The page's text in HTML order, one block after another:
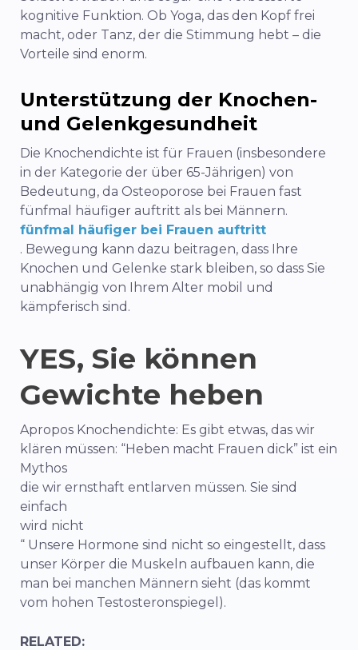
kognitive Funktion. Ob Yoga, das den Kopf frei
macht, oder Tanz, der die Stimmung hebt – die
Vorteile sind enorm.
Unterstützung der Knochen-
und Gelenkgesundheit
Die Knochendichte ist für Frauen (insbesondere
in der Kategorie der über 65-Jährigen) von
Bedeutung, da Osteoporose bei Frauen fast
fünfmal häufiger auftritt als bei Männern.
fünfmal häufiger bei Frauen auftritt
. Bewegung kann dazu beitragen, dass Ihre
Knochen und Gelenke stark bleiben, so dass Sie
unabhängig von Ihrem Alter mobil und
kämpferisch sind.
YES, Sie können
Gewichte heben
Apropos Knochendichte: Es gibt etwas, das wir
klären müssen: “Heben macht Frauen dick” ist ein
Mythos
die wir ernsthaft entlarven müssen. Sie sind
einfach
wird nicht
“ Unsere Hormone sind nicht so eingestellt, dass
unser Körper die Muskeln aufbauen kann, die
man bei manchen Männern sieht (das kommt
vom hohen Testosteronspiegel).
RELATED: